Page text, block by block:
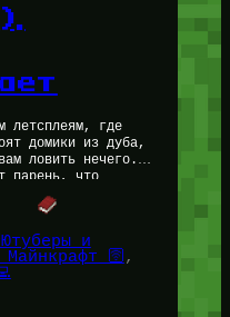
летсплеям, где
домики из дуба,
ловить нечего.
парень, что
и
Майнкрафт 🛜